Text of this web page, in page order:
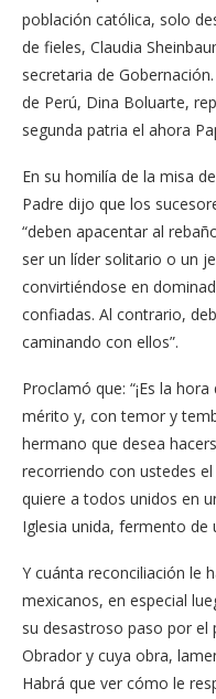
población católica, solo
de fieles, Claudia
secretaria de
de Perú, Dina Boluarte,
segunda patria el ahora
En su homilía de la misa
Padre dijo que los
“deben apacentar al
ser un líder solitario o un
convirtiéndose en
confiadas. Al contrario,
caminando con ellos”.
Proclamó que: “¡Es la
mérito y, con temor y
hermano que desea
recorriendo con ustedes
quiere a todos unidos en
Iglesia unida, fermento de
Y cuánta reconciliación le
mexicanos, en especial
su desastroso paso por el
Obrador y cuya obra,
Habrá que ver cómo le